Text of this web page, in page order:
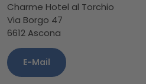
Charme Hotel al Torchio
Via Borgo 47
6612 Ascona
E-Mail